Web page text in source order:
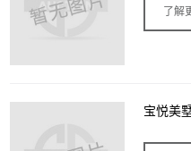
了解
宝悦美